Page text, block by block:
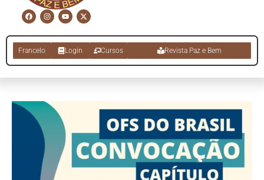
Francelo Login Cursos Revista Paz e Bem